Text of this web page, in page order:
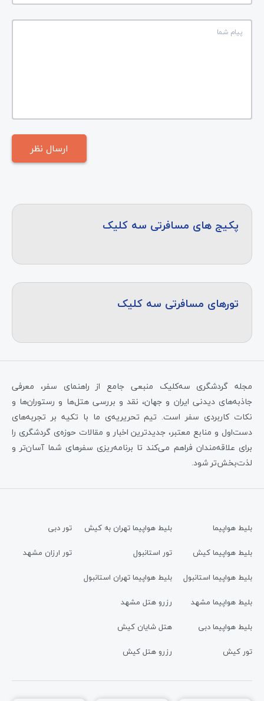
پکیج های مسافرتی سه کلیک
تورهای مسافرتی سه کلیک
مجله گردشگری سه‌کلیک منبعی جامع از راهنمای سفر، معرفی
جاذبه‌های دیدنی ایران و جهان، نقد و بررسی هتل‌ها و رستوران‌ها و
نکات کاربردی سفر است. تیم تحریریه‌ی ما با تکیه بر تجربه‌های
دست‌اول و منابع معتبر، جدیدترین اخبار و مقالات حوزه‌ی گردشگری را
برای علاقه‌مندان فراهم می‌کند تا برنامه‌ریزی سفرهای شما آسان‌تر و
لذت‌بخش‌تر شود.
بلیط هواپیما
بلیط هواپیما کیش
بلیط هواپیما استانبول
بلیط هواپیما مشهد
بلیط هواپیما دبی
تور کیش
بلیط هواپیما تهران به کیش
تور استانبول
بلیط هواپیما تهران استانبول
رزرو هتل مشهد
هتل شایان کیش
رزرو هتل کیش
تور دبی
تور ارزان مشهد